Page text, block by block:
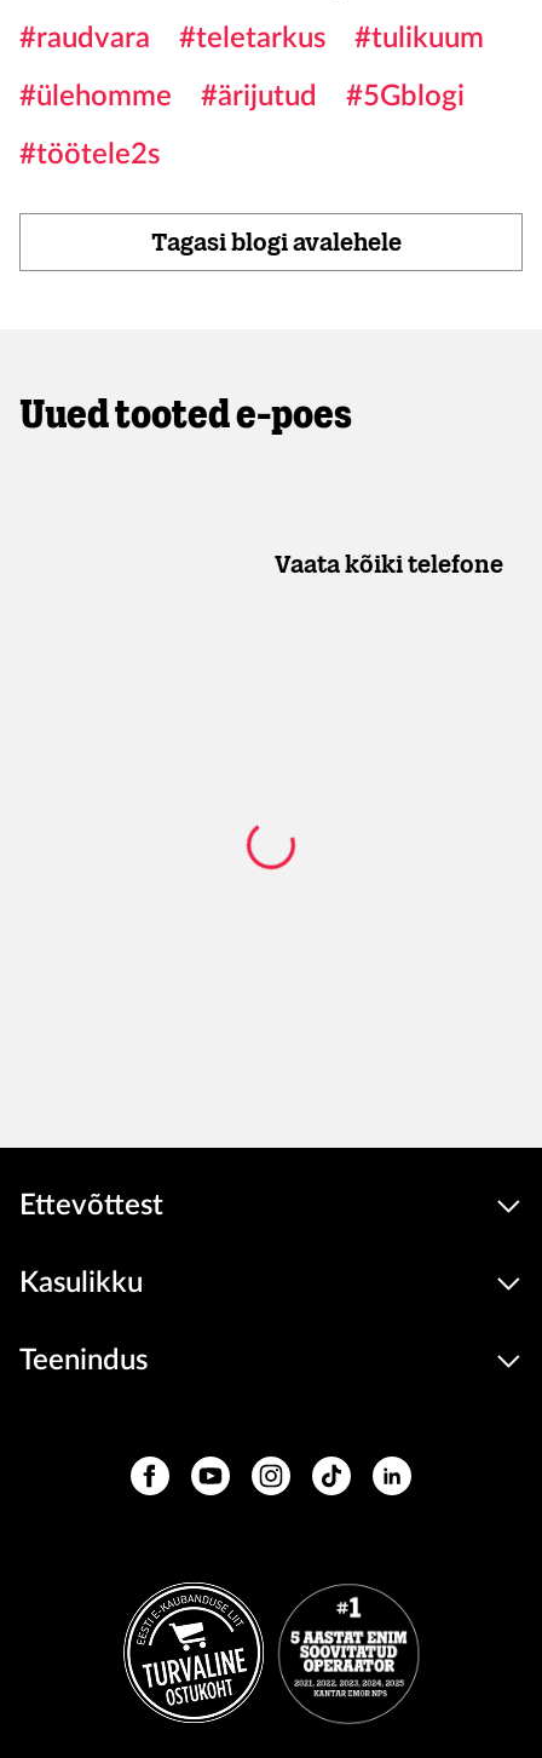
#raudvara #teletarkus
#tulikuum
#ülehomme
#ärijutud
#5Gblogi
#töötele2s
Tagasi blogi avalehele
Uued tooted e-poes
Vaata kõiki telefone
Ettevõttest
Kasulikku
Teenindus